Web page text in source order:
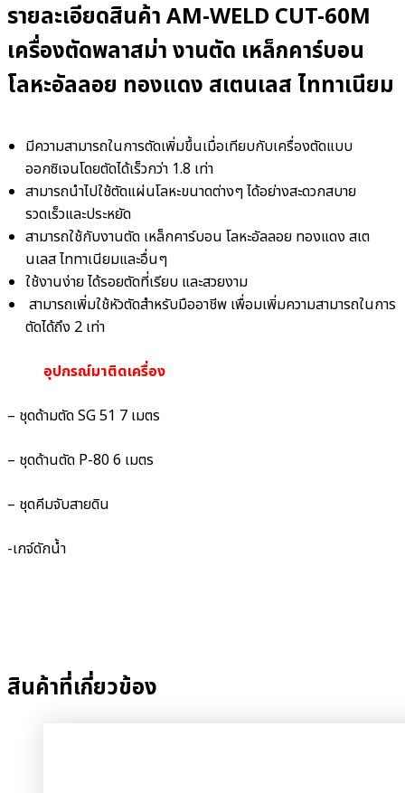
รายละเอียดสินค้า AM-WELD CUT-60M
เครื่องตัดพลาสม่า งานตัด เหล็กคาร์บอน
โลหะอัลลอย ทองแดง สเตนเลส ไททาเนียม
มีความสามารถในการตัดเพิ่มขึ้นเมื่อเทียบกับเครื่องตัดแบบ
ออกซิเจนโดยตัดได้เร็วกว่า 1.8 เท่า
สามารถนำไปใช้ตัดแผ่นโลหะขนาดต่างๆ ได้อย่างสะดวกสบาย
รวดเร็วและประหยัด
สามารถใช้กับงานตัด เหล็กคาร์บอน โลหะอัลลอย ทองแดง สเต
นเลส ไททาเนียมและอื่นๆ
ใช้งานง่าย ได้รอยตัดที่เรียบ และสวยงาม
สามารถเพิ่มใช้หัวตัดสำหรับมืออาชีพ เพื่อมเพิ่มความสามารถในการ
ตัดได้ถึง 2 เท่า
อุปกรณ์มาติดเครื่อง
– ชุดด้ามตัด SG 51 7 เมตร
– ชุดด้านตัด P-80 6 เมตร
– ชุดคีมจับสายดิน
-เกจ์ดักน้ำ
สินค้าที่เกี่ยวข้อง